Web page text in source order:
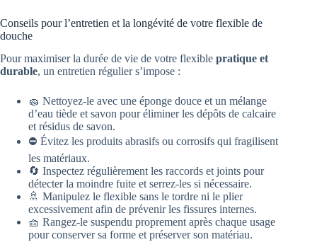
Conseils pour l’entretien et la longévité de votre flexible de
douche
Pour maximiser la durée de vie de votre flexible pratique et
durable, un entretien régulier s’impose :
🧽 Nettoyez-le avec une éponge douce et un mélange
d’eau tiède et savon pour éliminer les dépôts de calcaire
et résidus de savon.
⛔ Évitez les produits abrasifs ou corrosifs qui fragilisent
les matériaux.
🔄 Inspectez régulièrement les raccords et joints pour
détecter la moindre fuite et serrez-les si nécessaire.
🚿 Manipulez le flexible sans le tordre ni le plier
excessivement afin de prévenir les fissures internes.
🧺 Rangez-le suspendu proprement après chaque usage
pour conserver sa forme et préserver son matériau.